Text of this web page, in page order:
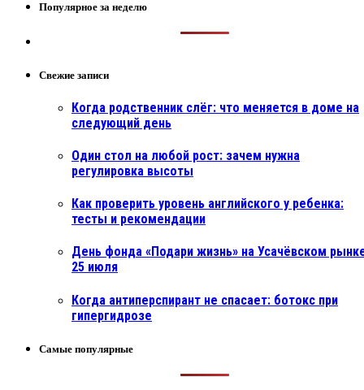
Популярное за неделю
Свежие записи
Когда родственник слёг: что меняется в доме на
следующий день
Один стол на любой рост: зачем нужна
регулировка высоты
Как проверить уровень английского у ребенка:
тесты и рекомендации
День фонда «Подари жизнь» на Усачёвском
25 июля
Когда антиперспирант не спасает: ботокс при
гипергидрозе
Самые популярные